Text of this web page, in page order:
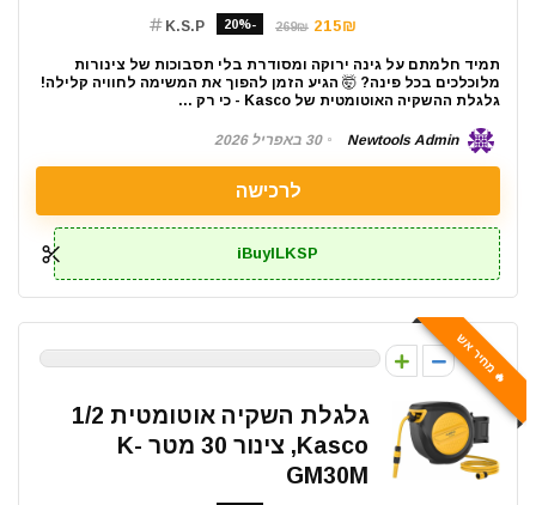
215₪
269₪
-20%
K.S.P
תמיד חלמתם על גינה ירוקה ומסודרת בלי תסבוכות של צינורות
מלוכלכים בכל פינה? 🤯 הגיע הזמן להפוך את המשימה לחוויה קלילה!
גלגלת ההשקיה האוטומטית של Kasco - כי רק ...
Newtools Admin 30 באפריל 2026
לרכישה
iBuyILKSP
🔥 מחיר אש
0
גלגלת השקיה אוטומטית 1/2
Kasco, צינור 30 מטר K-
GM30M